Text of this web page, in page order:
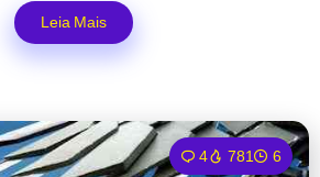
Leia Mais
4 781 6